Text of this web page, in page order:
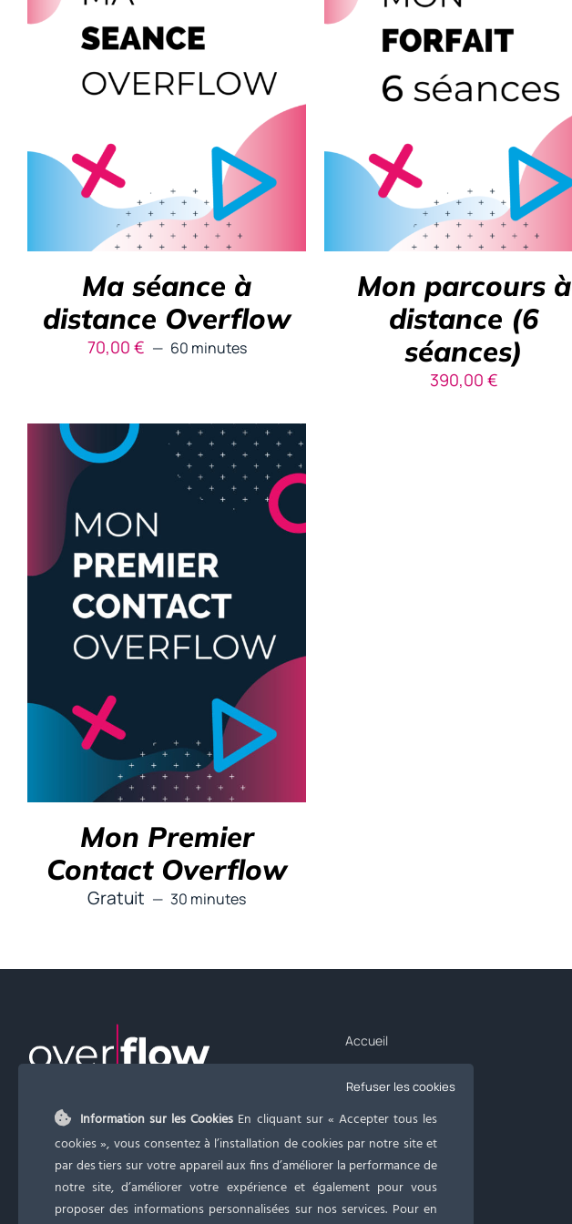
Ma séance à
distance Overflow
70,00 € 60 minutes
Mon parcours à
distance (6
séances)
390,00 €
RÉSERVER / DÉTAILS
Mon Premier
Contact Overflow
Gratuit 30 minutes
CONTACT INFO
Téléphone: 06 33 99 28 87
Email:flora.overflow@gmail.com
Accueil
Notre méthode
Notre expertise
Tarifs
Refuser les cookies
Information sur les Cookies En cliquant sur « Accepter tous les
cookies », vous consentez à l’installation de cookies par notre site et
par des tiers sur votre appareil aux fins d’améliorer la performance de
notre site, d’améliorer votre expérience et également pour vous
proposer des informations personnalisées sur nos services. Pour en